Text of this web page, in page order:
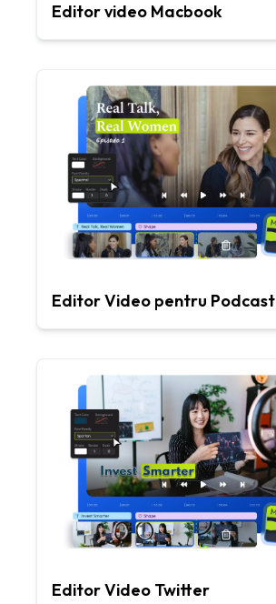
Editor video Macbook
Editor Video pentru Podcast
Editor Video Twitter